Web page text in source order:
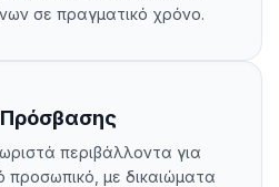
σε πραγματικό χρόνο.
περιβάλλοντα για
προσωπικό, με δικαιώματα